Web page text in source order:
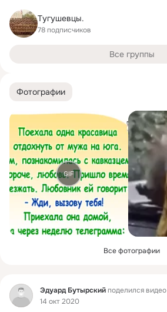
Фотографии
GIF
Все фотографии
Фид Эдуард Бутырскийподелился видео
14 окт 2020
Тугушевцы.
78 подписчиков
Все группы